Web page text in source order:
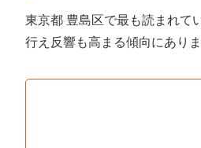
東京都 豊島区で最も読まれて
行え反響も高まる傾向にありま